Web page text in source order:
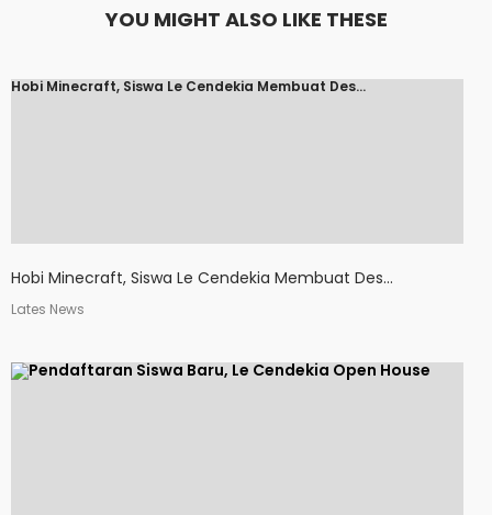
YOU MIGHT ALSO LIKE THESE
Hobi Minecraft, Siswa Le Cendekia Membuat Des...
Hobi Minecraft, Siswa Le Cendekia Membuat Des...
Lates News